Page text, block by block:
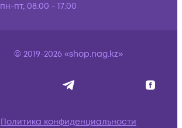
пн-пт, 08:00 - 17:00
© 2019-2026 «shop.nag.kz»
Политика конфиденциальности